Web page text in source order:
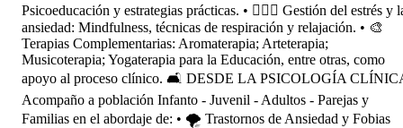
Psicoeducación y estrategias prácticas. • 🧘🏻‍♀️ Gestión del estrés y
ansiedad: Mindfulness, técnicas de respiración y relajación. • 🎨
Terapias Complementarias: Aromaterapia; Arteterapia;
Musicoterapia; Yogaterapia para la Educación, entre otras, como
apoyo al proceso clínico. 🛋️ DESDE LA PSICOLOGÍA
Acompaño a población Infanto - Juvenil - Adultos - Parejas y
Familias en el abordaje de: • 🌪️ Trastornos de Ansiedad y Fobias